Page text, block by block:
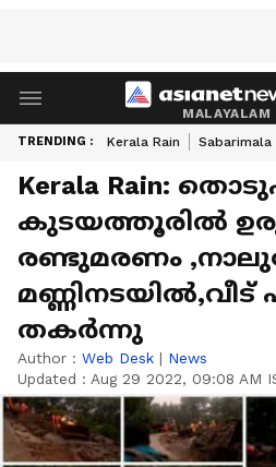
MALAYALAM
TRENDING : Kerala Rain Sabarimala
Kerala Rain:
കുടയത്തൂരിൽ
രണ്ടുമരണം
തകർന്നു
Author : Web Desk | News
Updated : Aug 29 2022, 09:08 AM